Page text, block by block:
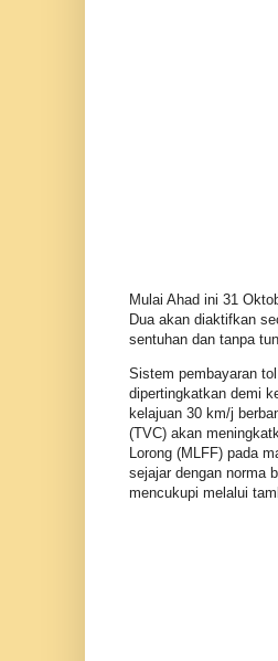
Mulai Ahad ini 31
Dua akan diaktifkan
sentuhan dan tanpa
Sistem pembayaran
dipertingkatkan demi
kelajuan 30 km/j
(TVC) akan
Lorong (MLFF) pada
sejajar dengan norma
mencukupi melalui